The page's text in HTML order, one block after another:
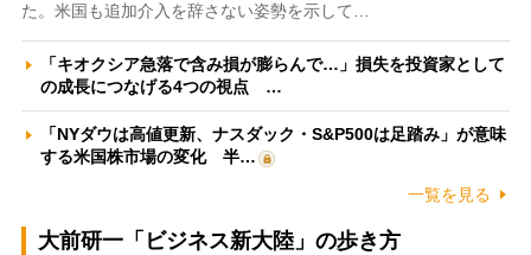
た。米国も追加介入を辞さない姿勢を示して…
「キオクシア急落で含み損が膨らんで…」損失を投資家として
の成長につなげる4つの視点 …
「NYダウは高値更新、ナスダック・S&P500は足踏み」が意味
する米国株市場の変化 半…
一覧を見る
大前研一「ビジネス新大陸」の歩き方